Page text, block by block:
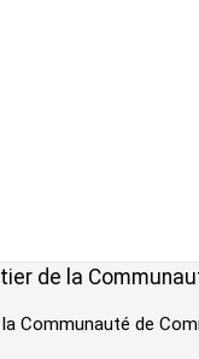
de la
Communauté de